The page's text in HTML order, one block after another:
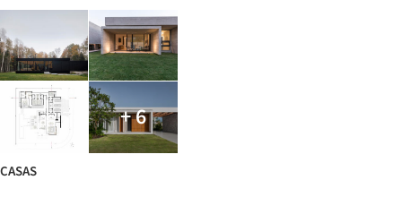
+ 6
CASAS